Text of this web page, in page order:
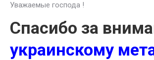
Уважаемые господа !
Спасибо за
украинскому